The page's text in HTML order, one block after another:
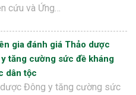
cứu và Ứng…
gia đánh giá Thảo dược
tăng cường sức đề kháng
dân tộc
Đông y tăng cường sức